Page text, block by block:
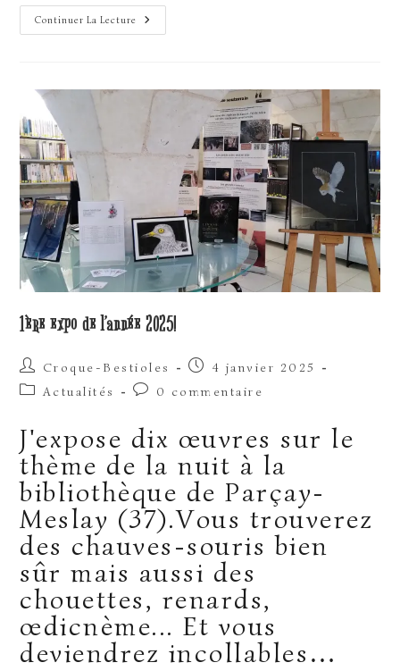
Continuer La Lecture
Mes
Oeuvres
Loire
Tout
L’été
1ère expo de l’année 2025!
Auteur/autrice
de
Croque-Bestioles
Publication
publiée :
4 janvier 2025
PostActualités
Commentaires
la
publication :
0 commentaire
J'expose dix œuvres sur le
thème de la nuit à la
bibliothèque de Parçay-
Meslay (37).Vous trouverez
des chauves-souris bien
sûr mais aussi des
chouettes, renards,
œdicnème... Et vous
deviendrez incollables…